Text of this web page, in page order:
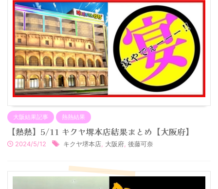
大阪結果記事 熱熱結果
【熱熱】5/11 キクヤ堺本店結果まとめ【大阪府】
2024/5/12 キクヤ堺本店 大阪府 後藤可奈